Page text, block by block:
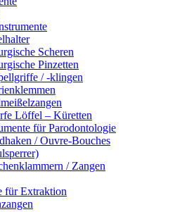
Scheren
Pinzetten
/ -klingen
Löffel – Küretten
für Parodontologie
/ Ouvre-Bouches
/ Zangen
für Extraktion